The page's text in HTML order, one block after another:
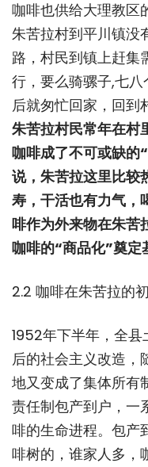
咖啡也供给大理教区
朱苦拉村到平川镇没
路，村民到镇上赶集
行，要么骑骡子,七
后就匆忙回家，回到
朱苦拉村民常年在村
咖啡成了不可或缺的
说，朱苦拉这里比较
寿，干活也有力气，
啡作为外来物在朱苦
咖啡的“商品化”奠定
2.2 咖啡在朱苦拉的
1952年下半年，全
后的社会主义改造，
地又变成了集体所有
责任制包产到户，一
啡的生命进程。包产
啡树的，谁家人多，